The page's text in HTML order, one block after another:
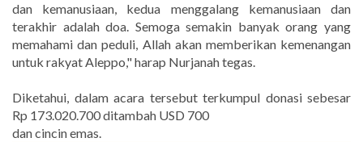
dan kemanusiaan, kedua menggalang kemanusiaan dan
terakhir adalah doa. Semoga semakin banyak orang yang
memahami dan peduli, Allah akan memberikan kemenangan
untuk rakyat Aleppo," harap Nurjanah tegas.
Diketahui, dalam acara tersebut terkumpul donasi sebesar
Rp 173.020.700 ditambah USD 700
dan cincin emas.